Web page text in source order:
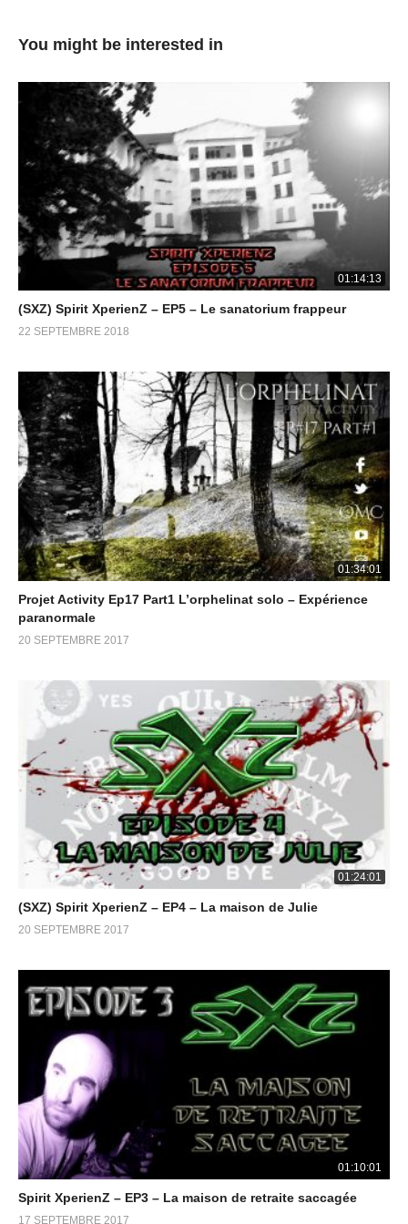
surprenants.
(Visité 1 026 fois, 1 visites aujourd'hui)
You might be interested in
01:14:13
(SXZ) Spirit XperienZ – EP5 – Le sanatorium frappeur
22 SEPTEMBRE 2018
01:34:01
Projet Activity Ep17 Part1 L’orphelinat solo – Expérience
paranormale
20 SEPTEMBRE 2017
01:24:01
(SXZ) Spirit XperienZ – EP4 – La maison de Julie
20 SEPTEMBRE 2017
01:10:01
Spirit XperienZ – EP3 – La maison de retraite saccagée
17 SEPTEMBRE 2017